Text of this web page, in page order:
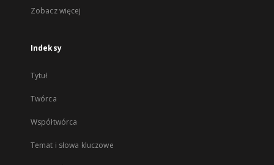
Zobacz więcej
Indeksy
Tytuł
Twórca
Współtwórca
Temat i słowa kluczowe